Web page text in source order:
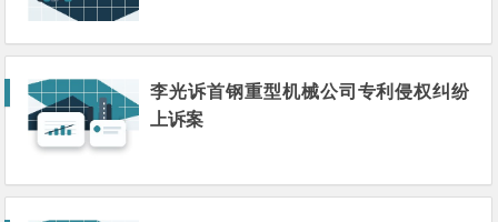
李光诉首钢重型机械公司专利侵权纠纷
上诉案